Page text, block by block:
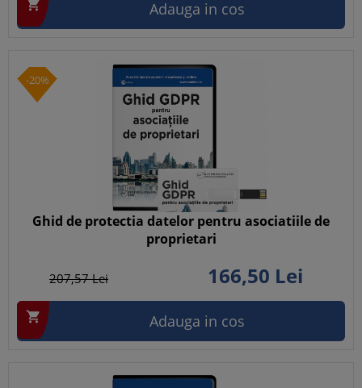
 Adauga in cos
-20%
Ghid de protectia datelor pentru asociatiile de
proprietari
207,57Lei 166,50 Lei
 Adauga in cos